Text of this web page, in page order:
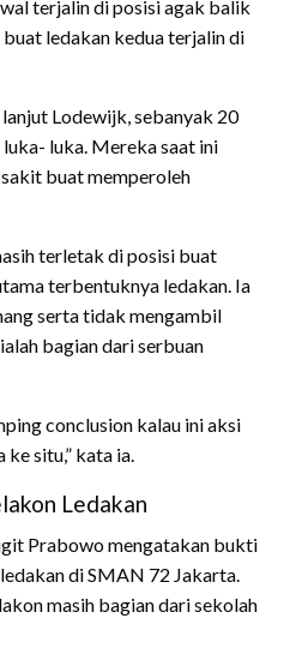
terjalin di posisi agak balik
ledakan kedua terjalin di
Lodewijk, sebanyak 20
luka. Mereka saat ini
buat memperoleh
terletak di posisi buat
terbentuknya ledakan. Ia
serta tidak mengambil
bagian dari serbuan
conclusion kalau ini aksi
situ,” kata ia.
Ledakan
Prabowo mengatakan bukti
di SMAN 72 Jakarta.
masih bagian dari sekolah